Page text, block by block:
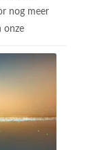
nog meer
onze